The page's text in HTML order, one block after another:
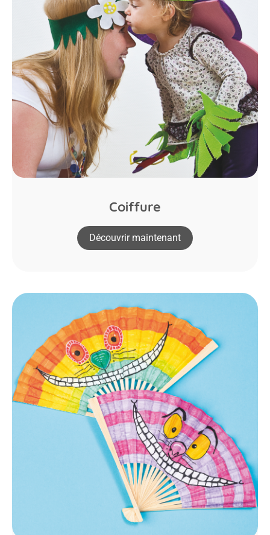
Coiffure
Découvrir maintenant